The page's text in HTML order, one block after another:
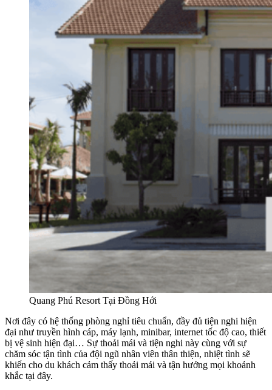
Quang Phú Resort Tại Đồng Hới
Nơi đây có hệ thống phòng nghỉ tiêu chuẩn, đầy đủ tiện nghi hiện
đại như truyền hình cáp, máy lạnh, minibar, internet tốc độ cao, thiết
bị vệ sinh hiện đại… Sự thoải mái và tiện nghi này cùng với sự
chăm sóc tận tình của đội ngũ nhân viên thân thiện, nhiệt tình sẽ
khiến cho du khách cảm thấy thoải mái và tận hưởng mọi khoảnh
khắc tại đây.